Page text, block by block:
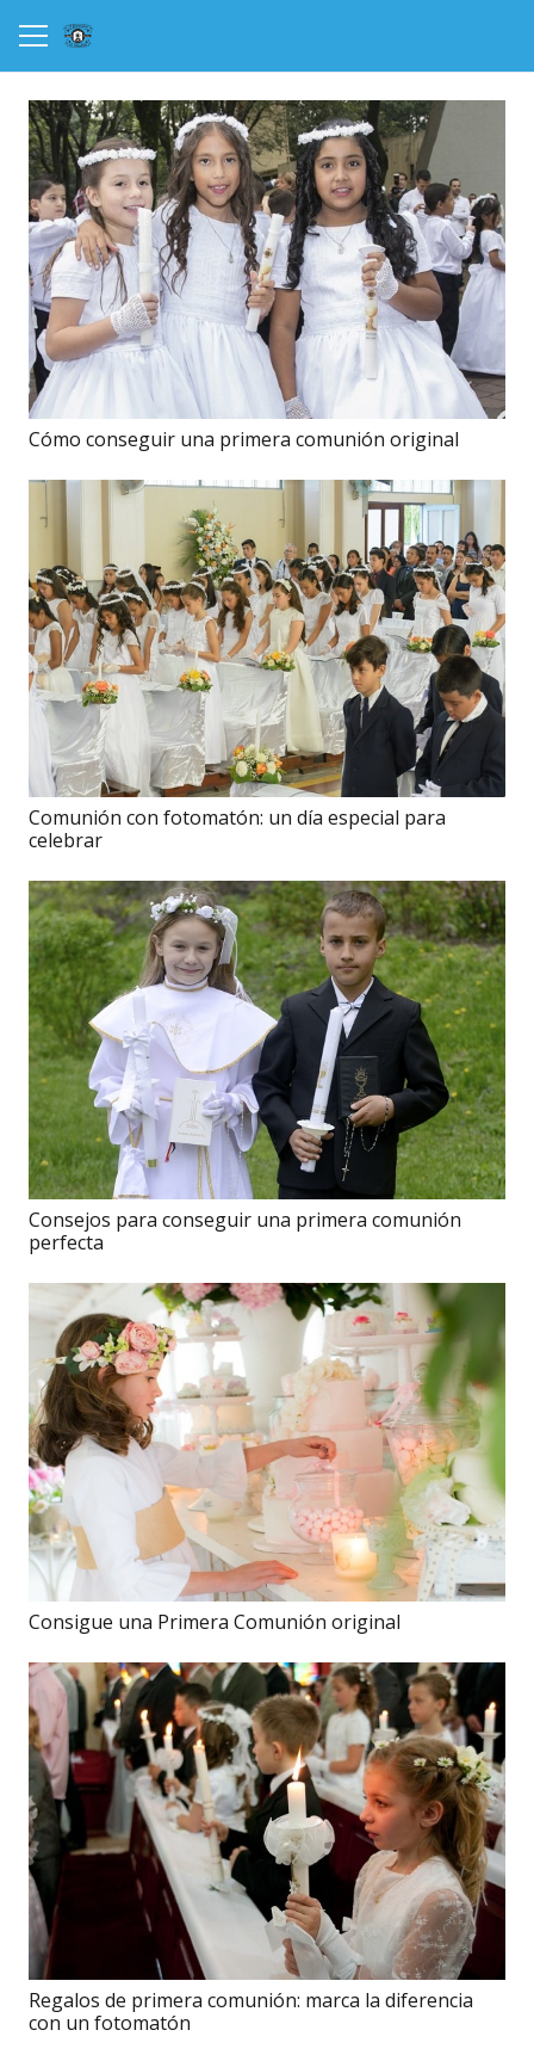
Cómo conseguir una primera comunión original
Comunión con fotomatón: un día especial para
celebrar
Consejos para conseguir una primera comunión
perfecta
Consigue una Primera Comunión original
Regalos de primera comunión: marca la diferencia
con un fotomatón